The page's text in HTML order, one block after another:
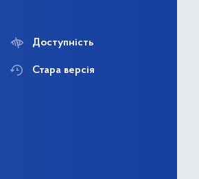
Доступність
Стара версія